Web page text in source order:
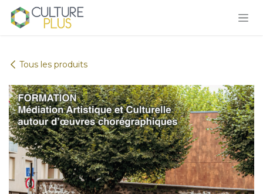
Se rendre au contenu
Tous les produits